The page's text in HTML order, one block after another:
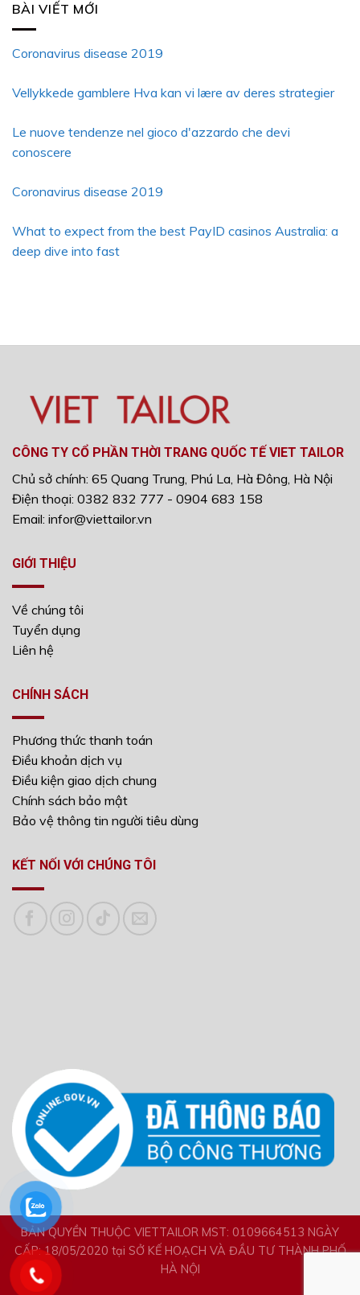
BÀI VIẾT MỚI
Coronavirus disease 2019
Vellykkede gamblere Hva kan vi lære av deres strategier
Le nuove tendenze nel gioco d'azzardo che devi
conoscere
Coronavirus disease 2019
What to expect from the best PayID casinos Australia: a
deep dive into fast
CÔNG TY CỔ PHẦN THỜI TRANG QUỐC TẾ VIET TAILOR
Chủ sở chính: 65 Quang Trung, Phú La, Hà Đông, Hà Nội
Điện thoại: 0382 832 777 - 0904 683 158
Email: infor@viettailor.vn
GIỚI THIỆU
Về chúng tôi
Tuyển dụng
Liên hệ
CHÍNH SÁCH
Phương thức thanh toán
Điều khoản dịch vụ
Điều kiện giao dịch chung
Chính sách bảo mật
Bảo vệ thông tin người tiêu dùng
KẾT NỐI VỚI CHÚNG TÔI
BẢN QUYỀN THUỘC VIETTAILOR MST: 0109664513 NGÀY
CẤP: 18/05/2020 tại SỞ KẾ HOẠCH VÀ ĐẦU TƯ THÀNH PHỐ
HÀ NỘI